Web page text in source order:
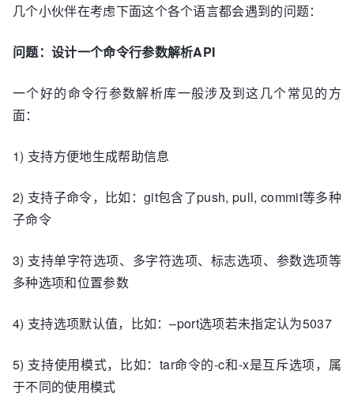
几个小伙伴在考虑下面这个各个语言都会遇到的问题：
问题：设计一个命令行参数解析API
一个好的命令行参数解析库一般涉及到这几个常见的方
面：
1) 支持方便地生成帮助信息
2) 支持子命令，比如：git包含了push, pull, commit等多种
子命令
3) 支持单字符选项、多字符选项、标志选项、参数选项等
多种选项和位置参数
4) 支持选项默认值，比如：–port选项若未指定认为5037
5) 支持使用模式，比如：tar命令的-c和-x是互斥选项，属
于不同的使用模式